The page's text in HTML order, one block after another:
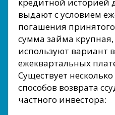
выдают с условием
погашения принятого
сумма займа
используют вариант
ежеквартальных
Существует
способов возврата
частного инвестора: